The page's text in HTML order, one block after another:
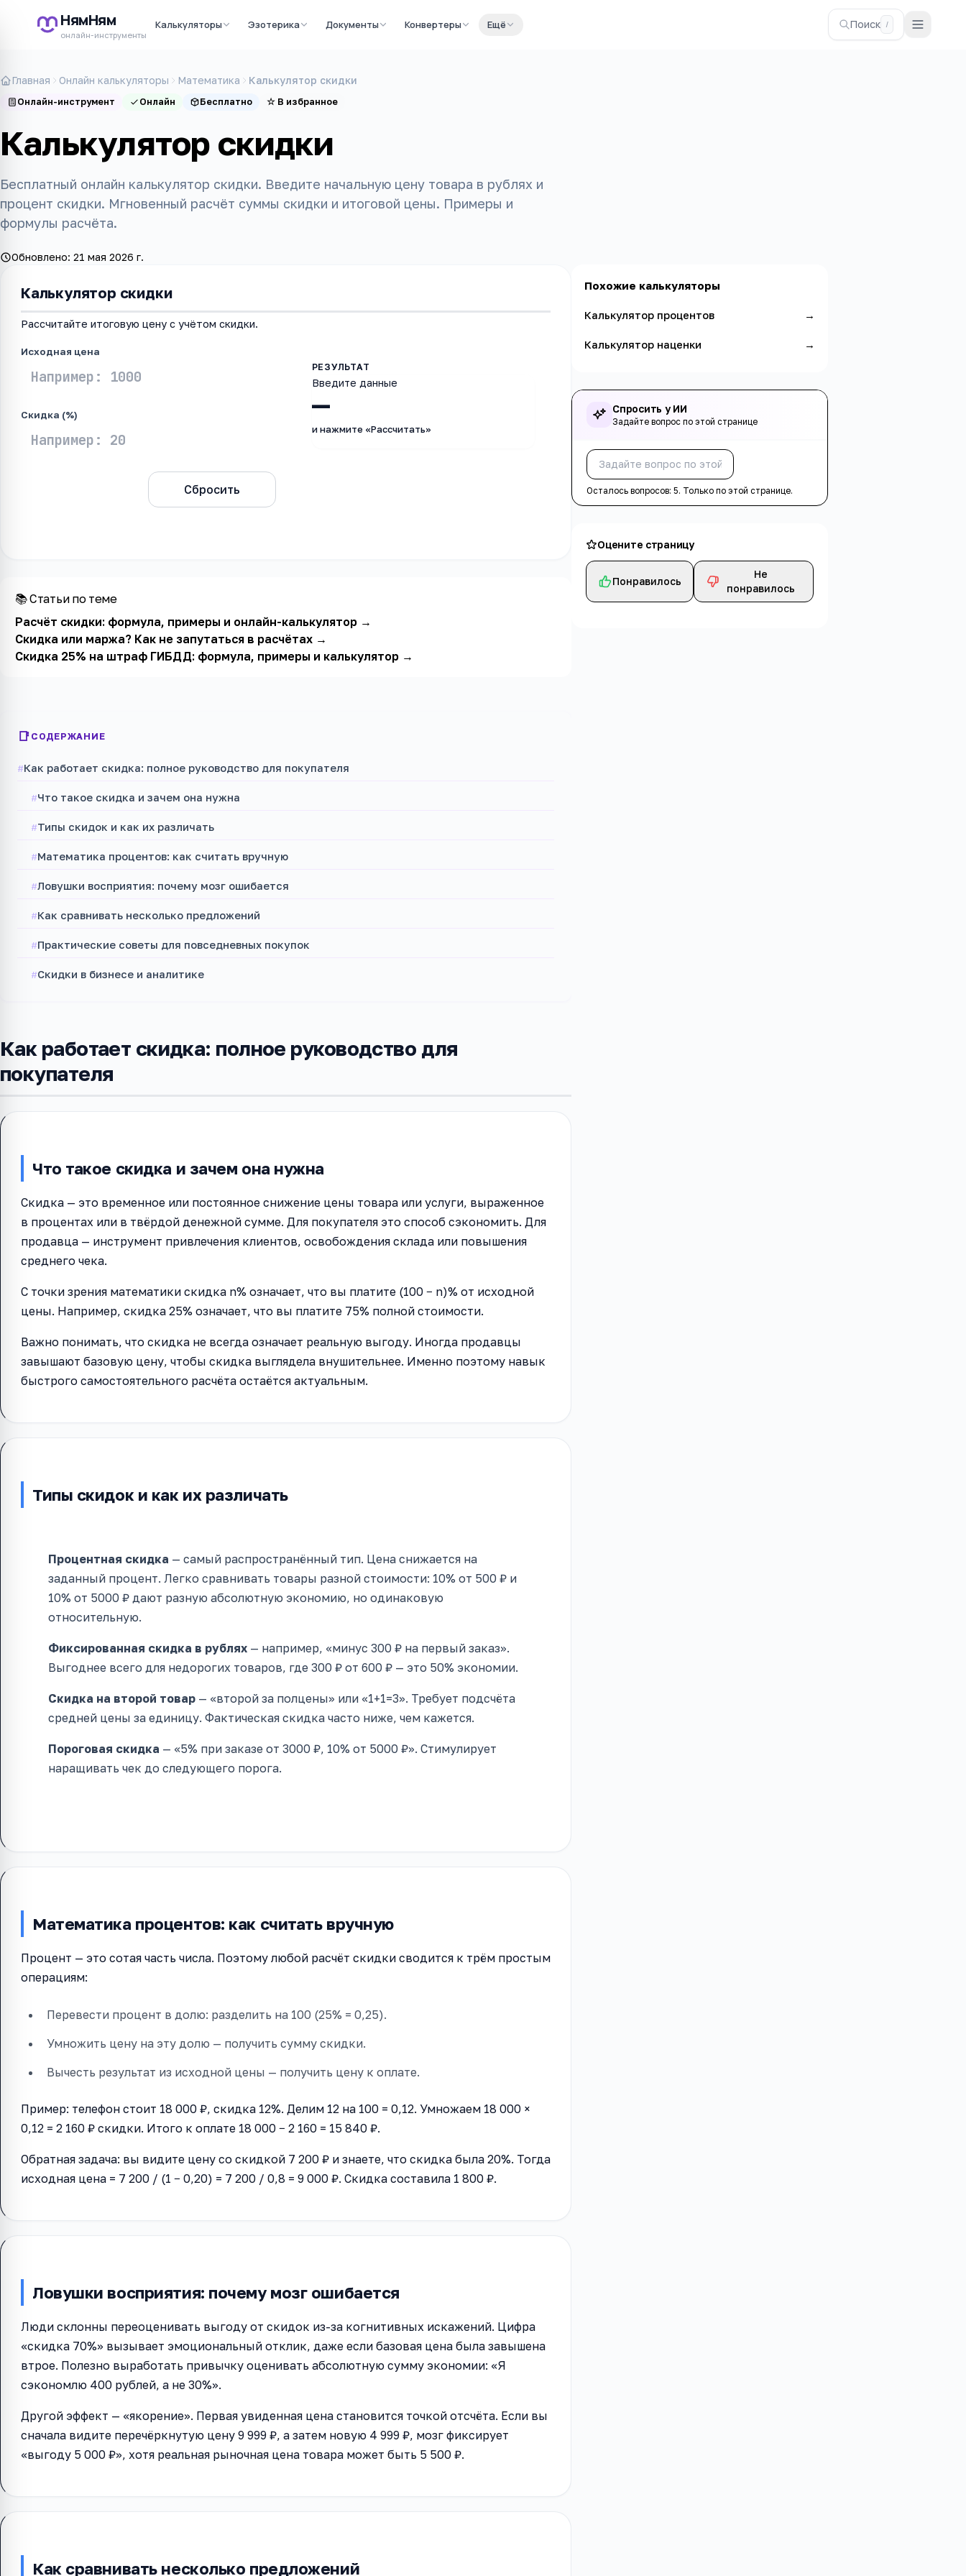
НямНям
онлайн-инструменты
Калькуляторы Эзотерика Документы Конвертеры Ещё Поиск /
Главная Онлайн калькуляторы Математика Калькулятор скидки
Онлайн-инструмент Онлайн Бесплатно ☆ В избранное
Калькулятор скидки
Бесплатный онлайн калькулятор скидки. Введите начальную цену товара в рублях и
процент скидки. Мгновенный расчёт суммы скидки и итоговой цены. Примеры и
формулы расчёта.
Обновлено: 21 мая 2026 г.
Калькулятор скидки
Рассчитайте итоговую цену с учётом скидки.
Исходная цена
Скидка (%)
Сбросить
—
Введите данные
и нажмите «Рассчитать»
📚 Статьи по теме
Расчёт скидки: формула, примеры и онлайн-калькулятор→
Скидка или маржа? Как не запутаться в расчётах→
Скидка 25% на штраф ГИБДД: формула, примеры и калькулятор→
СОДЕРЖАНИЕ
Как работает скидка: полное руководство для покупателя
Что такое скидка и зачем она нужна
Типы скидок и как их различать
Математика процентов: как считать вручную
Ловушки восприятия: почему мозг ошибается
Как сравнивать несколько предложений
Практические советы для повседневных покупок
Скидки в бизнесе и аналитике
Как работает скидка: полное руководство для
покупателя
Что такое скидка и зачем она нужна
Скидка — это временное или постоянное снижение цены товара или услуги, выраженное
в процентах или в твёрдой денежной сумме. Для покупателя это способ сэкономить. Для
продавца — инструмент привлечения клиентов, освобождения склада или повышения
среднего чека.
С точки зрения математики скидка n% означает, что вы платите (100 − n)% от исходной
цены. Например, скидка 25% означает, что вы платите 75% полной стоимости.
Важно понимать, что скидка не всегда означает реальную выгоду. Иногда продавцы
завышают базовую цену, чтобы скидка выглядела внушительнее. Именно поэтому навык
быстрого самостоятельного расчёта остаётся актуальным.
Типы скидок и как их различать
Процентная скидка — самый распространённый тип. Цена снижается на
заданный процент. Легко сравнивать товары разной стоимости: 10% от 500 ₽ и
10% от 5000 ₽ дают разную абсолютную экономию, но одинаковую
относительную.
Фиксированная скидка в рублях — например, «минус 300 ₽ на первый заказ».
Выгоднее всего для недорогих товаров, где 300 ₽ от 600 ₽ — это 50% экономии.
Скидка на второй товар — «второй за полцены» или «1+1=3». Требует подсчёта
средней цены за единицу. Фактическая скидка часто ниже, чем кажется.
Пороговая скидка — «5% при заказе от 3000 ₽, 10% от 5000 ₽». Стимулирует
наращивать чек до следующего порога.
Математика процентов: как считать вручную
Процент — это сотая часть числа. Поэтому любой расчёт скидки сводится к трём простым
операциям:
Перевести процент в долю: разделить на 100 (25% = 0,25).
Умножить цену на эту долю — получить сумму скидки.
Вычесть результат из исходной цены — получить цену к оплате.
Пример: телефон стоит 18 000 ₽, скидка 12%. Делим 12 на 100 = 0,12. Умножаем 18 000 ×
0,12 = 2 160 ₽ скидки. Итого к оплате 18 000 − 2 160 = 15 840 ₽.
Обратная задача: вы видите цену со скидкой 7 200 ₽ и знаете, что скидка была 20%. Тогда
исходная цена = 7 200 / (1 − 0,20) = 7 200 / 0,8 = 9 000 ₽. Скидка составила 1 800 ₽.
Ловушки восприятия: почему мозг ошибается
Люди склонны переоценивать выгоду от скидок из-за когнитивных искажений. Цифра
«скидка 70%» вызывает эмоциональный отклик, даже если базовая цена была завышена
втрое. Полезно выработать привычку оценивать абсолютную сумму экономии: «Я
сэкономлю 400 рублей, а не 30%».
Другой эффект — «якорение». Первая увиденная цена становится точкой отсчёта. Если вы
сначала видите перечёркнутую цену 9 999 ₽, а затем новую 4 999 ₽, мозг фиксирует
«выгоду 5 000 ₽», хотя реальная рыночная цена товара может быть 5 500 ₽.
Как сравнивать несколько предложений
Похожие калькуляторы
Калькулятор процентов →
Калькулятор наценки →
Спросить у ИИ
Задайте вопрос по этой странице
Осталось вопросов:5. Только по этой странице.
Оцените страницу
Понравилось
Не
понравилось